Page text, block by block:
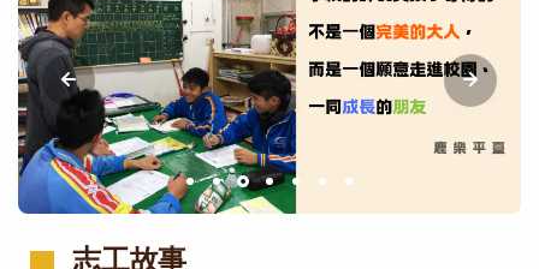
志工故事